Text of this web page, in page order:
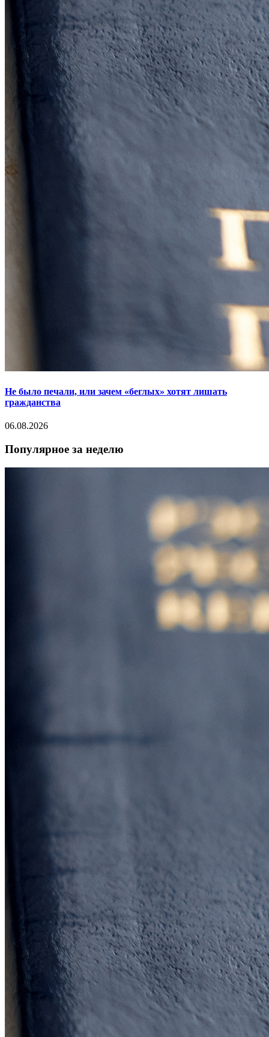
Не было печали, или зачем «беглых» хотят лишать
гражданства
06.08.2026
Популярное за неделю